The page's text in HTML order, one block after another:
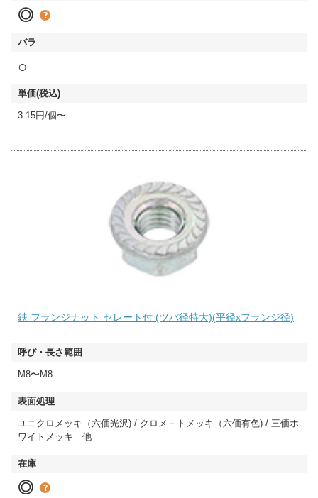
◎
○
3.15円/個〜
鉄 フランジナット セレート付 (ツバ径特大)(平径xフランジ径)
M8〜M8
ユニクロメッキ（六価光沢) / クロメ－トメッキ（六価有色) / 三価ホ
ワイトメッキ 他
◎